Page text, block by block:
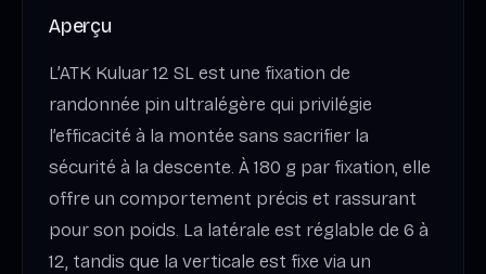
Aperçu
L’ATK Kuluar 12 SL est une fixation de
randonnée pin ultralégère qui privilégie
l’efficacité à la montée sans sacrifier la
sécurité à la descente. À 180 g par fixation, elle
offre un comportement précis et rassurant
pour son poids. La latérale est réglable de 6 à
12, tandis que la verticale est fixe via un